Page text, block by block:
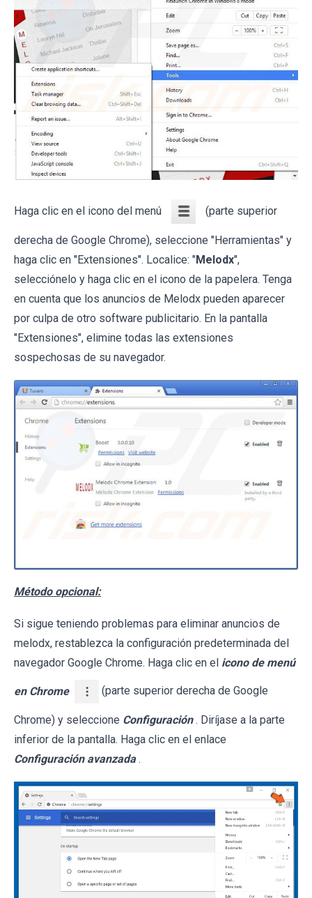
Haga clic en el icono del menú (parte superior
derecha de Google Chrome), seleccione "Herramientas" y
haga clic en "Extensiones". Localice: "Melodx",
selecciónelo y haga clic en el icono de la papelera. Tenga
en cuenta que los anuncios de Melodx pueden aparecer
por culpa de otro software publicitario. En la pantalla
"Extensiones", elimine todas las extensiones
sospechosas de su navegador.
Método opcional:
Si sigue teniendo problemas para eliminar anuncios de
melodx, restablezca la configuración predeterminada del
navegador Google Chrome. Haga clic en el icono de menú
en Chrome (parte superior derecha de Google
Chrome) y seleccione Configuración . Diríjase a la parte
inferior de la pantalla. Haga clic en el enlace
Configuración avanzada .